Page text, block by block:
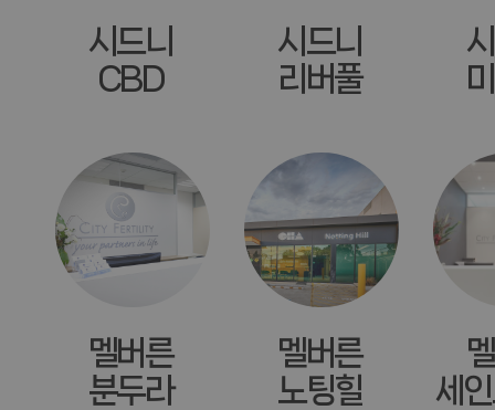
시드니
CBD
시드니
리버풀
멜버른
분두라
멜버른
노팅힐
세